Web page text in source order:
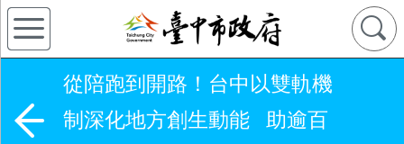
從陪跑到開路！台中以雙軌機
制深化地方創生動能 助逾百